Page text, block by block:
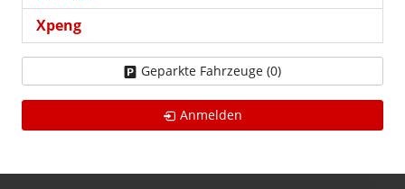
Xpeng
Geparkte Fahrzeuge (0)
Anmelden